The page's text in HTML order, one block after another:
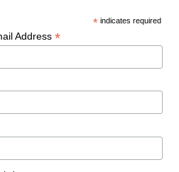
* indicates required
Address *